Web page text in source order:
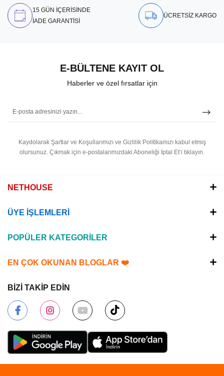
15 GÜN İÇERİSİNDE
İADE GARANTİSİ
ÜCRETSİZ KARGO
E-BÜLTENE KAYIT OL
Haberler ve özel fırsatlar için
Kaydolarak Şartlar ve Koşullarımızı ve Gizlilik Politikamızı kabul etmiş
olursunuz. Çıkmak için e-postalarımızdaki Aboneliği İptal Et’i tıklayın.
NETHOUSE
ÜYE İŞLEMLERİ
POPÜLER KATEGORİLER
EN ÇOK OKUNAN BLOGLAR ❤️
BİZİ TAKİP EDİN